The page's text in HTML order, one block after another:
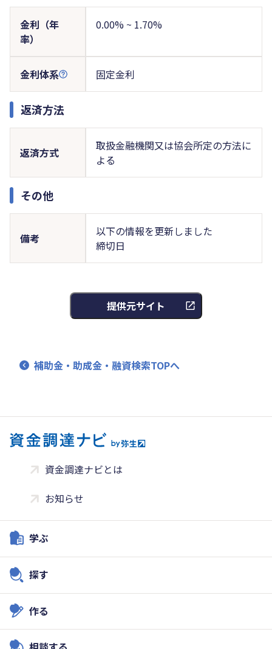
金利（年
率）
0.00% ~ 1.70%
金利体系 固定金利
返済方法
返済方式
取扱金融機関又は協会所定の方法に
よる
その他
備考
以下の情報を更新しました
締切日
提供元サイト
補助金・助成金・融資検索TOPへ
資金調達ナビとは
お知らせ
学ぶ
探す
作る